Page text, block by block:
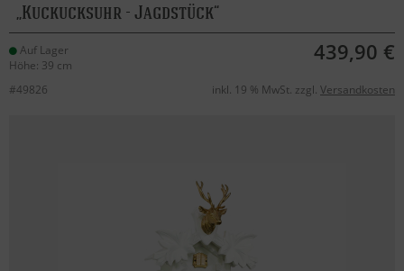
Kuckucksuhr - Jagdstück
Auf Lager
Höhe: 39 cm
439,90 €
#49826 inkl. 19 % MwSt. zzgl. Versandkosten